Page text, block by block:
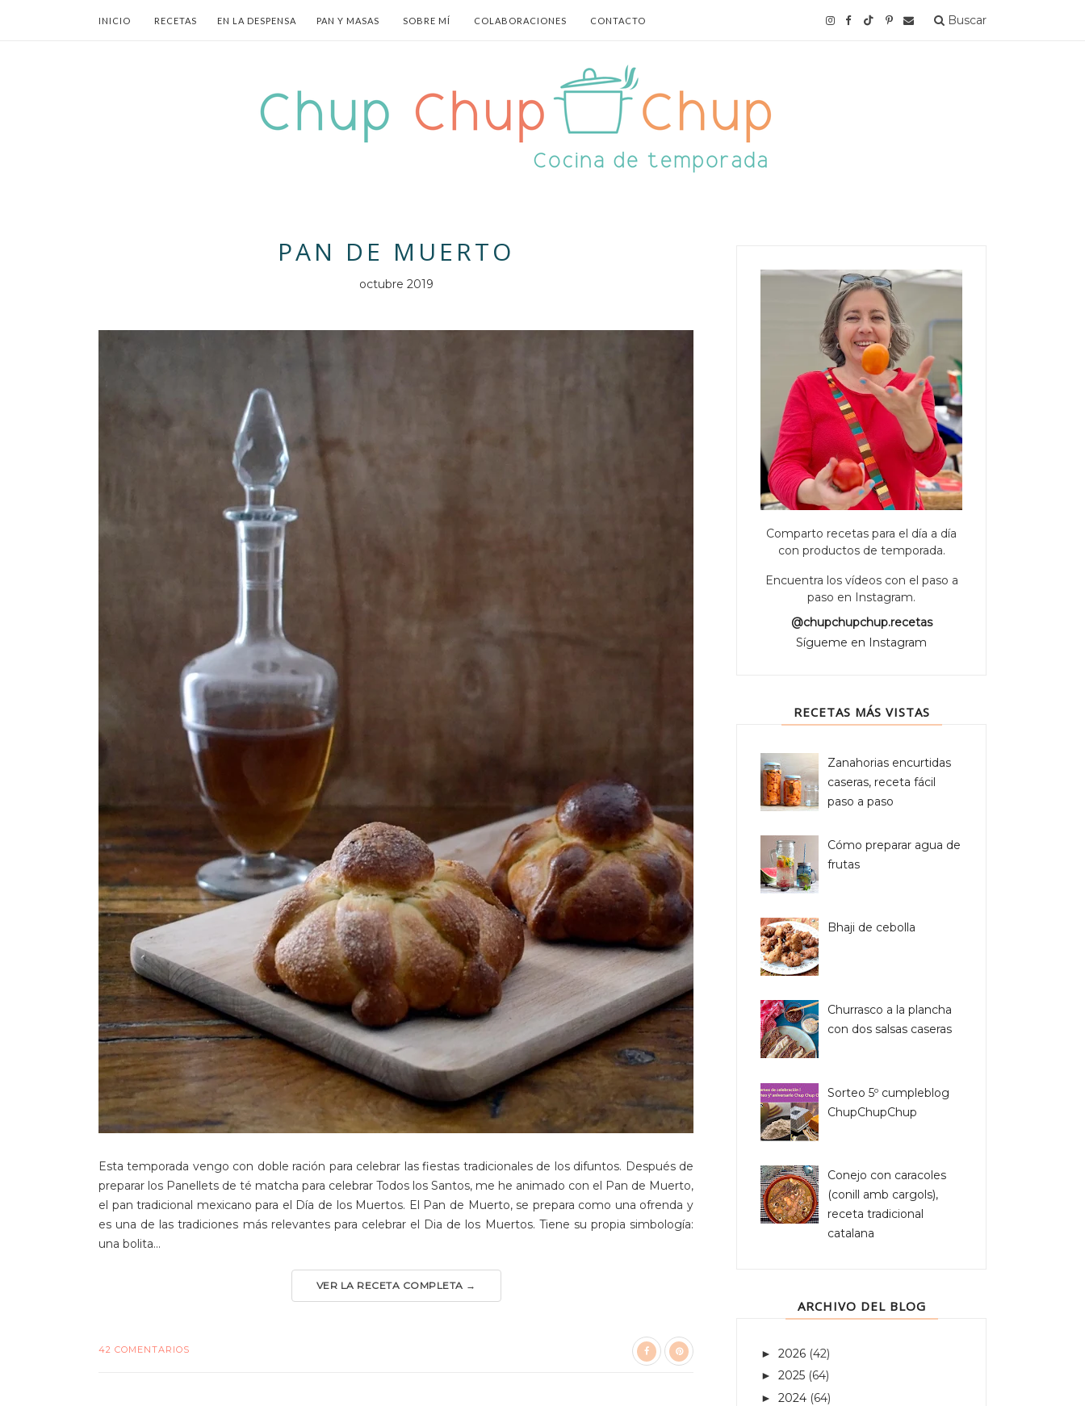
INICIO RECETAS EN LA DESPENSA PAN Y MASAS SOBRE MÍ COLABORACIONES CONTACTO Buscar
PAN DE MUERTO
octubre 2019
Esta temporada vengo con doble ración para celebrar las fiestas tradicionales de los difuntos. Después de
preparar los Panellets de té matcha para celebrar Todos los Santos, me he animado con el Pan de Muerto,
el pan tradicional mexicano para el Día de los Muertos. El Pan de Muerto, se prepara como una ofrenda y
es una de las tradiciones más relevantes para celebrar el Dia de los Muertos. Tiene su propia simbología:
una bolita...
VER LA RECETA COMPLETA →
42 COMENTARIOS
Comparto recetas para el día a día
con productos de temporada.
Encuentra los vídeos con el paso a
paso en Instagram.
@chupchupchup.recetas
Sígueme en Instagram
RECETAS MÁS VISTAS
Zanahorias encurtidas
caseras, receta fácil
paso a paso
Cómo preparar agua de
frutas
Bhaji de cebolla
Churrasco a la plancha
con dos salsas caseras
Sorteo 5º cumpleblog
ChupChupChup
Conejo con caracoles
(conill amb cargols),
receta tradicional
catalana
ARCHIVO DEL BLOG
► 2026 (42)
► 2025 (64)
► 2024 (64)